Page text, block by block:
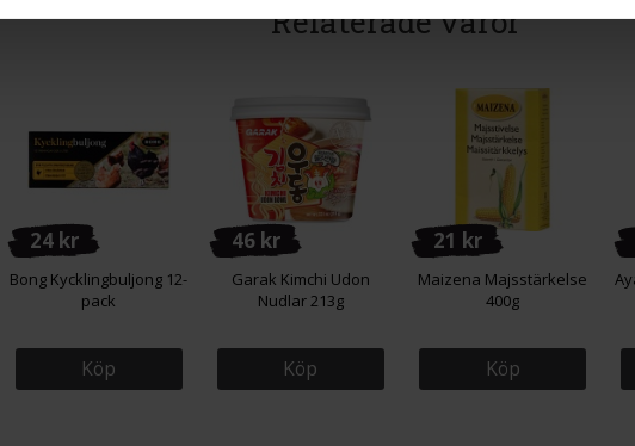
Relaterade varor
24 kr
Bong Kycklingbuljong 12-
pack
Köp
46 kr
Garak Kimchi Udon
Nudlar 213g
Köp
21 kr
Maizena Majsstärkelse
400g
Köp